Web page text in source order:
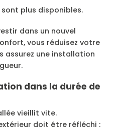
plus disponibles.
dans un nouvel
vous réduisez votre
assurez une installation
dans la durée de
vieillit vite.
doit être réfléchi :